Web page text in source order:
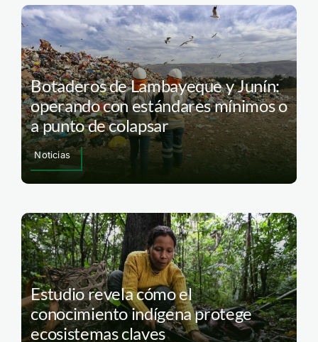
Botaderos de Lambayeque y Junín:
operando con estándares mínimos o
a punto de colapsar
Noticias
Estudio revela cómo el
conocimiento indígena protege
ecosistemas claves